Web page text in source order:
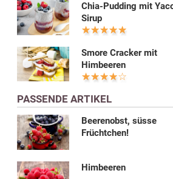
Chia-Pudding mit
Sirup
Smore Cracker mit
Himbeeren
PASSENDE ARTIKEL
Beerenobst, süsse
Früchtchen!
Himbeeren